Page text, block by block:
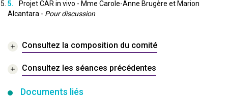
Projet CAR in vivo - Mme Carole-Anne Brugère et Marion
Alcantara - Pour discussion
Consultez la composition du comité
Consultez les séances précédentes
Documents liés